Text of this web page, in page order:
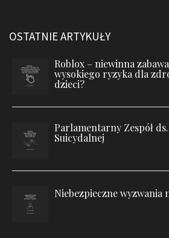
OSTATNIE ARTYKUŁY
Roblox – niewinna
wysokiego ryzyka dla
dzieci?
Parlamentarny Zespół
Suicydalnej
Niebezpieczne wyzwania